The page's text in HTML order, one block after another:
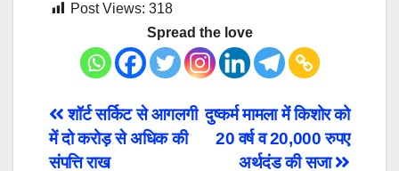
Post Views: 318
Spread the love
Post
navigation
दुष्कर्म मामला में किशोर को
20 वर्ष व 20,000 रुपए
अर्थदंड की सजा
शॉर्ट सर्किट से आगलगी
में दो करोड़ से अधिक की
संपत्ति राख